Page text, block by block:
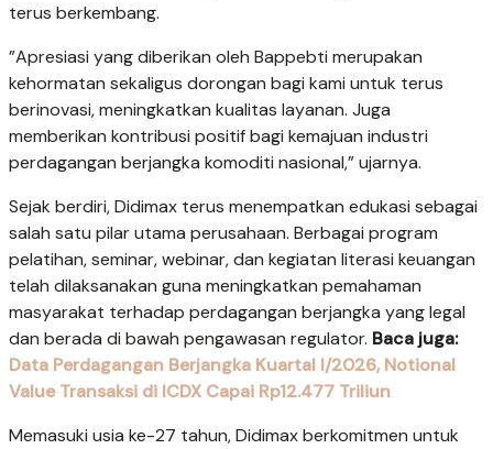
terus berkembang.
”Apresiasi yang diberikan oleh Bappebti merupakan
kehormatan sekaligus dorongan bagi kami untuk terus
berinovasi, meningkatkan kualitas layanan. Juga
memberikan kontribusi positif bagi kemajuan industri
perdagangan berjangka komoditi nasional,” ujarnya.
Sejak berdiri, Didimax terus menempatkan edukasi sebagai
salah satu pilar utama perusahaan. Berbagai program
pelatihan, seminar, webinar, dan kegiatan literasi keuangan
telah dilaksanakan guna meningkatkan pemahaman
masyarakat terhadap perdagangan berjangka yang legal
dan berada di bawah pengawasan regulator. Baca juga:
Data Perdagangan Berjangka Kuartal I/2026, Notional
Value Transaksi di ICDX Capai Rp12.477 Triliun
Memasuki usia ke-27 tahun, Didimax berkomitmen untuk